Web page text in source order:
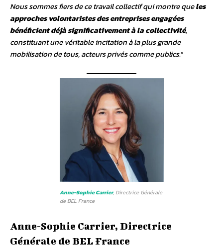
Nous sommes fiers de ce travail collectif qui montre queles
approches volontaristes des entreprises engagées
bénéficient déjà significativement à la collectivité,
constituant une véritable incitation à la plus grande
mobilisation de tous, acteurs privés comme publics.”
Anne-Sophie Carrier, Directrice Générale
de BEL France
Anne-Sophie Carrier, Directrice
Générale de BEL France